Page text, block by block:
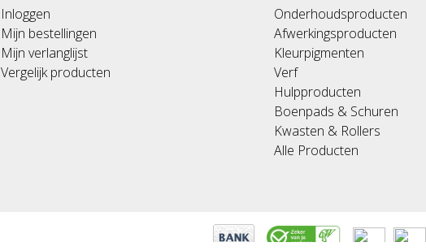
Inloggen
Mijn bestellingen
Mijn verlanglijst
Vergelijk producten
Onderhoudsproducten
Afwerkingsproducten
Kleurpigmenten
Verf
Hulpproducten
Boenpads & Schuren
Kwasten & Rollers
Alle Producten